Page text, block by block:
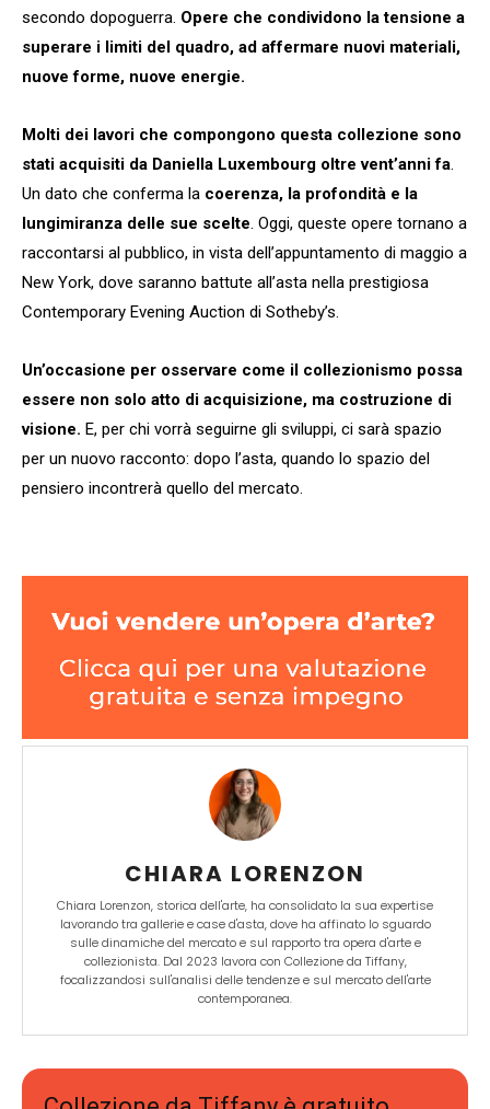
secondo dopoguerra. Opere che condividono la tensione a
superare i limiti del quadro, ad affermare nuovi materiali,
nuove forme, nuove energie.
Molti dei lavori che compongono questa collezione sono
stati acquisiti da Daniella Luxembourg oltre vent’anni fa.
Un dato che conferma la coerenza, la profondità e la
lungimiranza delle sue scelte. Oggi, queste opere tornano a
raccontarsi al pubblico, in vista dell’appuntamento di maggio a
New York, dove saranno battute all’asta nella prestigiosa
Contemporary Evening Auction di Sotheby’s.
Un’occasione per osservare come il collezionismo possa
essere non solo atto di acquisizione, ma costruzione di
visione. E, per chi vorrà seguirne gli sviluppi, ci sarà spazio
per un nuovo racconto: dopo l’asta, quando lo spazio del
pensiero incontrerà quello del mercato.
CHIARA LORENZON
Chiara Lorenzon, storica dell'arte, ha consolidato la sua expertise
lavorando tra gallerie e case d'asta, dove ha affinato lo sguardo
sulle dinamiche del mercato e sul rapporto tra opera d'arte e
collezionista. Dal 2023 lavora con Collezione da Tiffany,
focalizzandosi sull'analisi delle tendenze e sul mercato dell'arte
contemporanea.